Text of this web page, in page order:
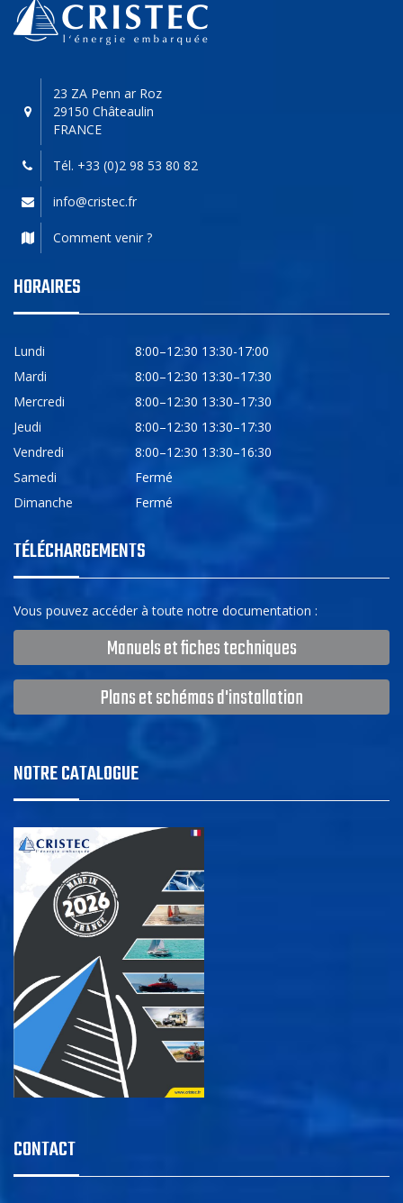
23 ZA Penn ar Roz
29150 Châteaulin
FRANCE
Tél. +33 (0)2 98 53 80 82
info@cristec.fr
Comment venir ?
HORAIRES
Lundi
8:00–12:30 13:30-17:00
Mardi
8:00–12:30 13:30–17:30
Mercredi
8:00–12:30 13:30–17:30
Jeudi
8:00–12:30 13:30–17:30
Vendredi
8:00–12:30 13:30–16:30
Samedi
Fermé
Dimanche
Fermé
TÉLÉCHARGEMENTS
Vous pouvez accéder à toute notre documentation :
Manuels et fiches techniques
Plans et schémas d'installation
NOTRE CATALOGUE
CONTACT